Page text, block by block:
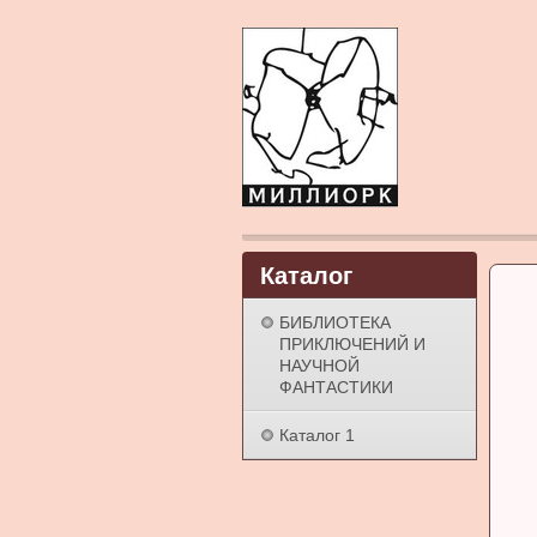
Каталог
БИБЛИОТЕКА
ПРИКЛЮЧЕНИЙ И
НАУЧНОЙ
ФАНТАСТИКИ
Каталог 1